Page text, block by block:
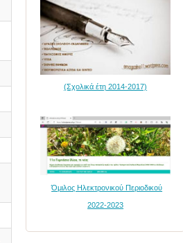
(Σχολικά έτη 2014-2017)
Όμιλος Ηλεκτρονικού Περιοδικού
2022-2023